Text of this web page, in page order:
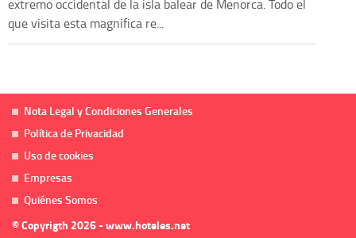
extremo occidental de la isla balear de Menorca. Todo el
que visita esta magnifica re...
Nota Legal y Condiciones Generales
Política de Privacidad
Uso de cookies
Empresas
Quiénes Somos
© Copyrigth 2026 - www.hoteles.net